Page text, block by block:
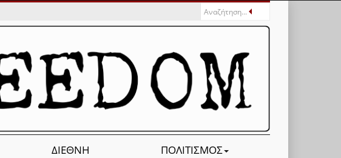
ΔΙΕΘΝΉ ΠΟΛΙΤΙΣΜΌΣ